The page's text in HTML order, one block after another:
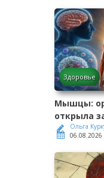
Здоровье
Мышцы:
открыла
Ольга
06.08.2026